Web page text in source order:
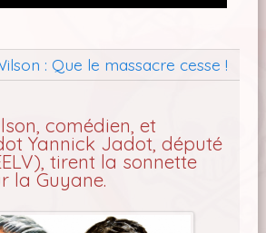
: Que le massacre cesse !
comédien, et
Yannick Jadot, député
tirent la sonnette
la Guyane.